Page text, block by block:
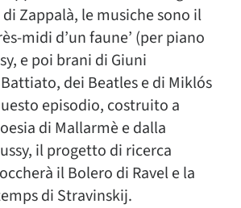
Zappalà, le musiche sono il
midi d’un faune’ (per piano
e poi brani di Giuni
dei Beatles e di Miklós
episodio, costruito a
di Mallarmè e dalla
il progetto di ricerca
il Bolero di Ravel e la
di Stravinskij.